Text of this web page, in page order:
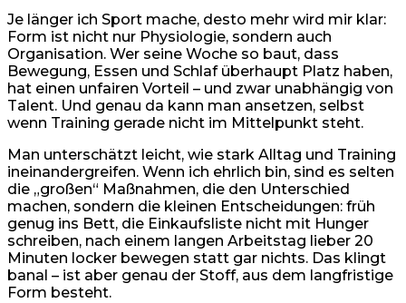
Je länger ich Sport mache, desto mehr wird mir klar:
Form ist nicht nur Physiologie, sondern auch
Organisation. Wer seine Woche so baut, dass
Bewegung, Essen und Schlaf überhaupt Platz haben,
hat einen unfairen Vorteil – und zwar unabhängig von
Talent. Und genau da kann man ansetzen, selbst
wenn Training gerade nicht im Mittelpunkt steht.
Man unterschätzt leicht, wie stark Alltag und Training
ineinandergreifen. Wenn ich ehrlich bin, sind es selten
die „großen“ Maßnahmen, die den Unterschied
machen, sondern die kleinen Entscheidungen: früh
genug ins Bett, die Einkaufsliste nicht mit Hunger
schreiben, nach einem langen Arbeitstag lieber 20
Minuten locker bewegen statt gar nichts. Das klingt
banal – ist aber genau der Stoff, aus dem langfristige
Form besteht.